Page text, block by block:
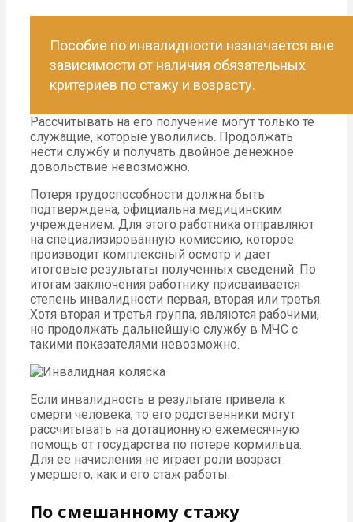
Пособие по инвалидности назначается вне
зависимости от наличия обязательных
критериев по стажу и возрасту.
Рассчитывать на его получение могут только те
служащие, которые уволились. Продолжать
нести службу и получать двойное денежное
довольствие невозможно.
Потеря трудоспособности должна быть
подтверждена, официальна медицинским
учреждением. Для этого работника отправляют
на специализированную комиссию, которое
производит комплексный осмотр и дает
итоговые результаты полученных сведений. По
итогам заключения работнику присваивается
степень инвалидности первая, вторая или третья.
Хотя вторая и третья группа, являются рабочими,
но продолжать дальнейшую службу в МЧС с
такими показателями невозможно.
Если инвалидность в результате привела к
смерти человека, то его родственники могут
рассчитывать на дотационную ежемесячную
помощь от государства по потере кормильца.
Для ее начисления не играет роли возраст
умершего, как и его стаж работы.
По смешанному стажу